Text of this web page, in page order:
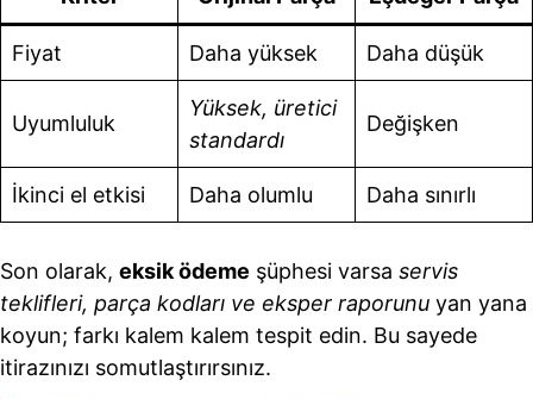
Fiyat Daha yüksek Daha düşük
Uyumluluk
Yüksek, üretici
standardı
Değişken
İkinci el etkisi Daha olumlu Daha sınırlı
Son olarak, eksik ödeme şüphesi varsa servis
teklifleri, parça kodları ve eksper raporunu yan yana
koyun; farkı kalem kalem tespit edin. Bu sayede
itirazınızı somutlaştırırsınız.